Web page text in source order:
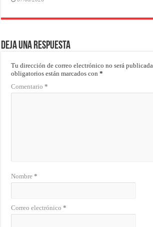
Deja una respuesta
Tu dirección de correo electrónico no será publicada.
obligatorios están marcados con*
Comentario*
Nombre*
Correo electrónico*